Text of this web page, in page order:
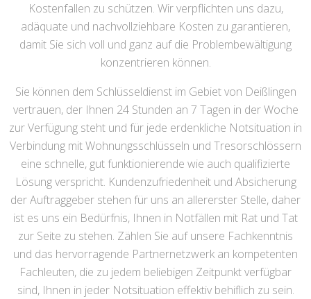
Kostenfallen zu schützen. Wir verpflichten uns dazu,
adäquate und nachvollziehbare Kosten zu garantieren,
damit Sie sich voll und ganz auf die Problembewältigung
konzentrieren können.
Sie können dem Schlüsseldienst im Gebiet von Deißlingen
vertrauen, der Ihnen 24 Stunden an 7 Tagen in der Woche
zur Verfügung steht und für jede erdenkliche Notsituation in
Verbindung mit Wohnungsschlüsseln und Tresorschlössern
eine schnelle, gut funktionierende wie auch qualifizierte
Lösung verspricht. Kundenzufriedenheit und Absicherung
der Auftraggeber stehen für uns an allererster Stelle, daher
ist es uns ein Bedürfnis, Ihnen in Notfällen mit Rat und Tat
zur Seite zu stehen. Zählen Sie auf unsere Fachkenntnis
und das hervorragende Partnernetzwerk an kompetenten
Fachleuten, die zu jedem beliebigen Zeitpunkt verfügbar
sind, Ihnen in jeder Notsituation effektiv behiflich zu sein.